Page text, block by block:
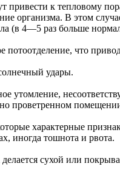
к тепловому
организма. В этом
(в 4—5 раз больше
потоотделение, что
удары.
утомление,
проветренном
характерные
иногда тошнота и рвота.
сухой или